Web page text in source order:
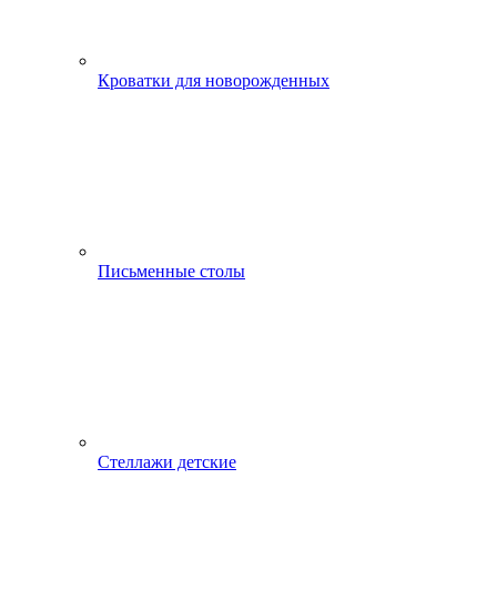
Кроватки для новорожденных
Письменные столы
Стеллажи детские